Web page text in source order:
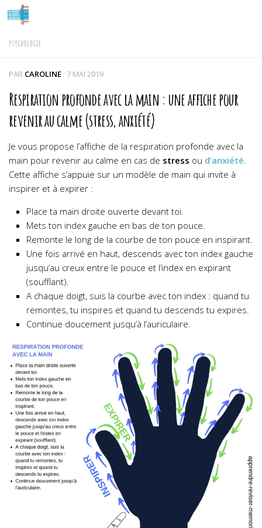
Skip to content
PSYCHOLOGIE
PAR CAROLINE · 7 MAI 2019
Respiration profonde avec la main : une affiche pour
revenir au calme (stress, anxiété)
Je vous propose l’affiche de la respiration profonde avec la
main pour revenir au calme en cas de stress ou d’anxiété.
Cette affiche s’appuie sur un modèle de main qui invite à
inspirer et à expirer :
Place ta main droite ouverte devant toi.
Mets ton index gauche en bas de ton pouce.
Remonte le long de la courbe de ton pouce en inspirant.
Une fois arrivé en haut, descends avec ton index gauche
jusqu’au creux entre le pouce et l’index en expirant
(soufflant).
A chaque doigt, suis la courbe avec ton index : quand tu
remontes, tu inspires et quand tu descends tu expires.
Continue doucement jusqu’à l’auriculaire.